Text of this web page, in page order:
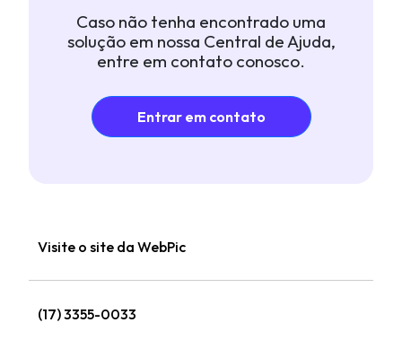
Caso não tenha encontrado uma
solução em nossa Central de Ajuda,
entre em contato conosco.
Entrar em contato
Visite o site da WebPic
(17) 3355-0033